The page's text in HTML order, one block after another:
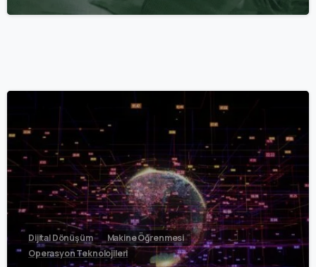
Dijital Dönüşüm
Makine Öğrenmesi
Operasyon Teknolojileri